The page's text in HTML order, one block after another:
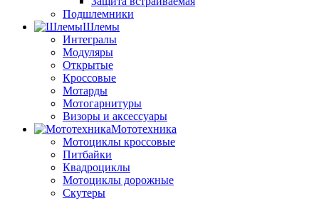
Подшлемники
Шлемы
Интегралы
Модуляры
Открытые
Кроссовые
Мотарды
Мотогарнитуры
Визоры и аксессуары
Мототехника
Мотоциклы кроссовые
Питбайки
Квадроциклы
Мотоциклы дорожные
Скутеры